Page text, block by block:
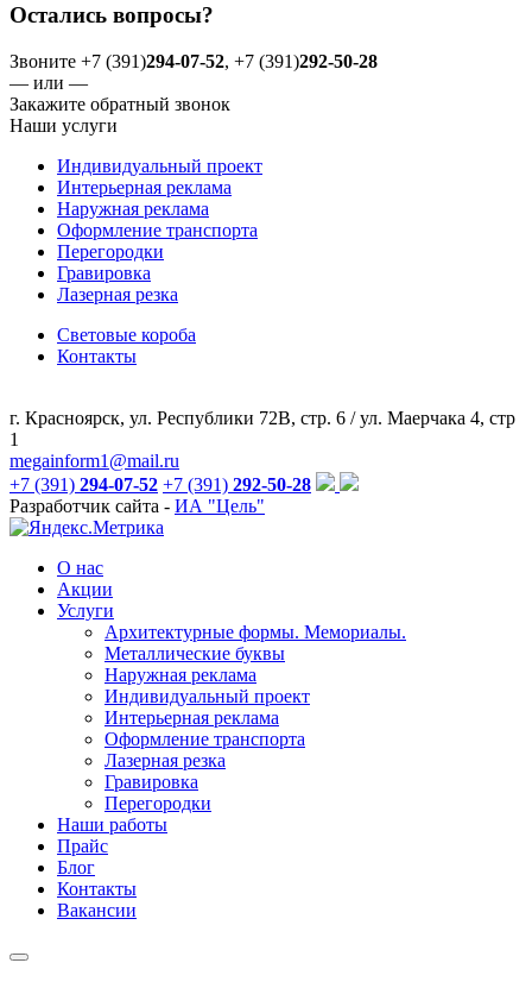
Остались вопросы?
Звоните +7 (391)294-07-52, +7 (391)292-50-28
— или —
Закажите обратный звонок
Наши услуги
Индивидуальный проект
Интерьерная реклама
Наружная реклама
Оформление транспорта
Перегородки
Гравировка
Лазерная резка
Световые короба
Контакты
г. Красноярск, ул. Республики 72В, стр. 6 / ул. Маерчака 4, стр
1
megainform1@mail.ru
+7 (391) 294-07-52 +7 (391) 292-50-28
Разработчик сайта - ИА "Цель"
О нас
Акции
Услуги
Архитектурные формы. Мемориалы.
Металлические буквы
Наружная реклама
Индивидуальный проект
Интерьерная реклама
Оформление транспорта
Лазерная резка
Гравировка
Перегородки
Наши работы
Прайс
Блог
Контакты
Вакансии